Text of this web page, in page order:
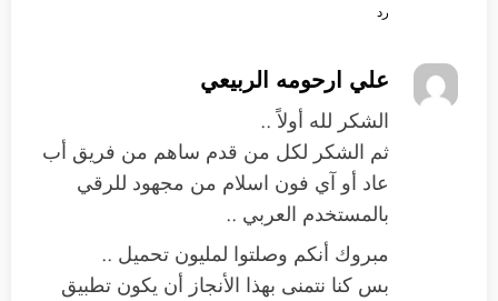
رد
علي ارحومه الربيعي
الشكر لله أولاً ..
ثم الشكر لكل من قدم ساهم من فريق أب
عاد أو آي فون اسلام من مجهود للرقي
بالمستخدم العربي ..
مبروك أنكم وصلتوا لمليون تحميل ..
بس كنا نتمنى بهذا الأنجاز أن يكون تطبيق